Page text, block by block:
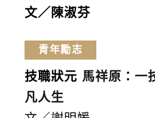
文／陳淑芬
青年勵志
技職狀元 馬祥原：
凡人生